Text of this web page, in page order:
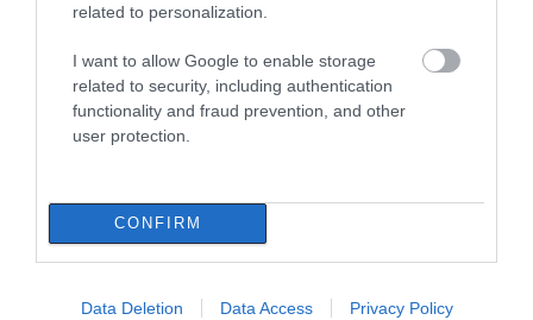
related to personalization.
I want to allow Google to enable storage
related to security, including authentication
functionality and fraud prevention, and other
user protection.
CONFIRM
Data Deletion Data Access Privacy Policy
Έκτακτη διακοπή νερού τώρα
στην παραλία Αυλίδας
07.08.2026 | 11:00
γαστρονομίας – Σήμερα η μεγάλη
07.08.2026 | 10:45
Τι είναι οι γανωματήδες και γιατί
δίπλα σε σκάφος
τουριστών – Δείτε